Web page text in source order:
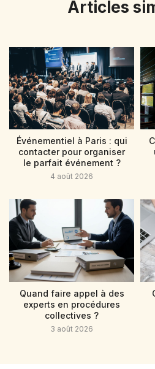
Articles
Événementiel à Paris : qui
contacter pour organiser
le parfait événement ?
4 août 2026
Quand faire appel à des
experts en procédures
collectives ?
3 août 2026